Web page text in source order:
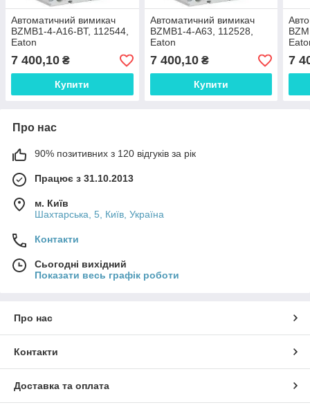
Автоматичний вимикач
BZMB1-4-A16-BT, 112544,
Eaton
7 400,10 ₴
Купити
Автоматичний вимикач
BZMB1-4-A63, 112528,
Eaton
7 400,10₴
Купити
7
Про нас
90% позитивних з 120 відгуків за рік
Працює з 31.10.2013
м. Київ
Шахтарська, 5, Київ, Україна
Контакти
Сьогодні вихідний
Показати весь графік роботи
Про нас
Контакти
Доставка та оплата